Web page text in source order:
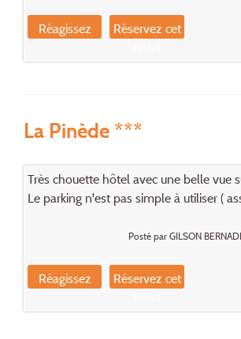
Réagissez
Réservez cet
La Pinède ***
Très chouette hôtel avec une belle vue
Le parking n'est pas simple à utiliser (
Posté par GILSON
Réagissez
Réservez cet